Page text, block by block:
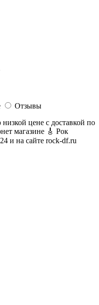
Отзывы
цене с доставкой по
магазине 🎸 Рок
и на сайте rock-df.ru